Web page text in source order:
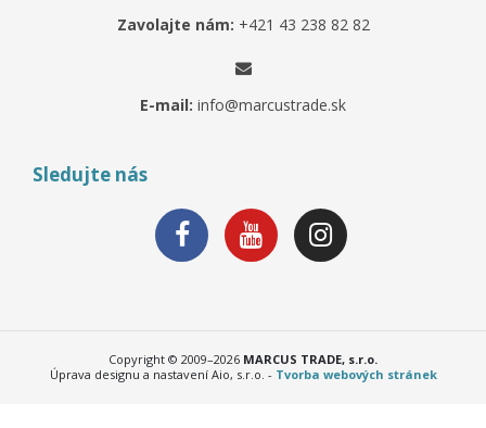
Zavolajte nám: +421 43 238 82 82
E-mail: info@marcustrade.sk
Sledujte nás
Copyright © 2009–2026 MARCUS TRADE, s.r.o.
Úprava designu a nastavení Aio, s.r.o. - Tvorba webových stránek